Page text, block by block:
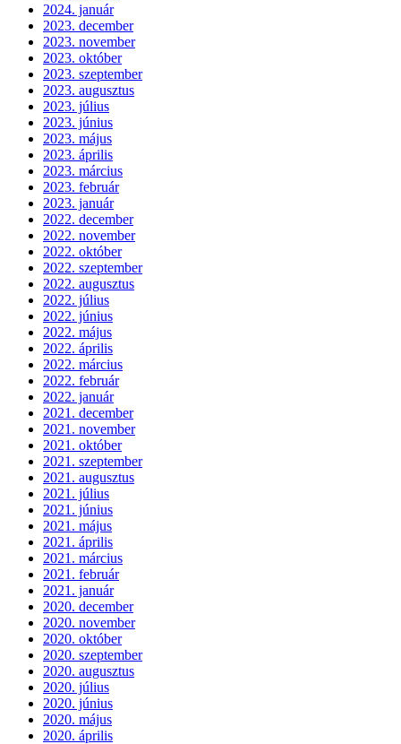
2024. január
2023. december
2023. november
2023. október
2023. szeptember
2023. augusztus
2023. július
2023. június
2023. május
2023. április
2023. március
2023. február
2023. január
2022. december
2022. november
2022. október
2022. szeptember
2022. augusztus
2022. július
2022. június
2022. május
2022. április
2022. március
2022. február
2022. január
2021. december
2021. november
2021. október
2021. szeptember
2021. augusztus
2021. július
2021. június
2021. május
2021. április
2021. március
2021. február
2021. január
2020. december
2020. november
2020. október
2020. szeptember
2020. augusztus
2020. július
2020. június
2020. május
2020. április